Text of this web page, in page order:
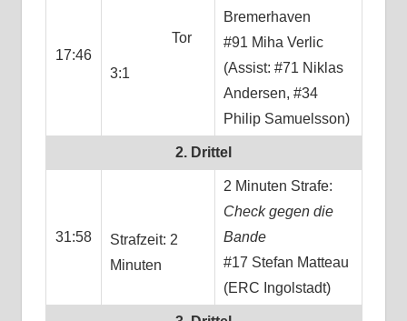
17:46
Tor
3:1
Bremerhaven
#91 Miha Verlic
(Assist: #71 Niklas
Andersen, #34
Philip Samuelsson)
2. Drittel
31:58
Strafzeit: 2
Minuten
2 Minuten Strafe:
Check gegen die
Bande
#17 Stefan Matteau
(ERC Ingolstadt)